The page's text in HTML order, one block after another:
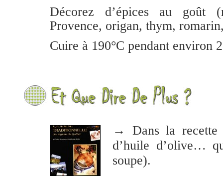
Décorez d’épices au goût
Provence, origan, thym,
Cuire à 190°C pendant environ
→ Dans la
d’huile d’olive…
soupe).